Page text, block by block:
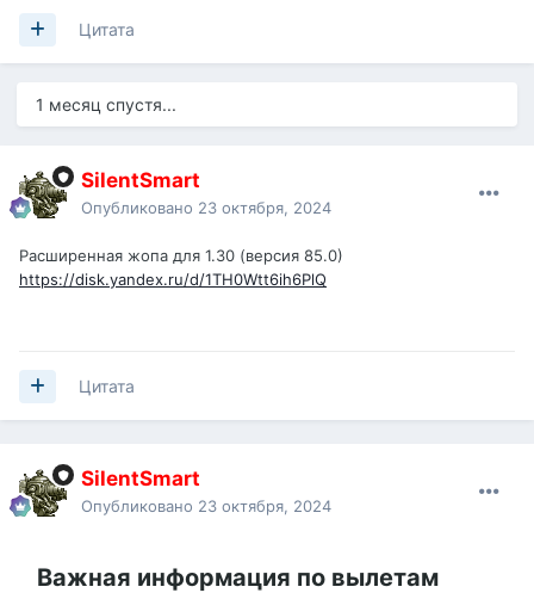
Цитата
1 месяц спустя...
SilentSmart
Опубликовано 23 октября, 2024
Расширенная жопа для 1.30 (версия 85.0)
https://disk.yandex.ru/d/1TH0Wtt6ih6PlQ
Цитата
SilentSmart
Опубликовано 23 октября, 2024
Важная информация по вылетам